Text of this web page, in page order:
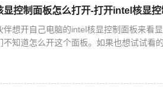
控制面板怎么打开-打开intel核显
伴想开自己电脑的intel核显控制面板来看
不知道怎么开这个面板。如果也想试试看